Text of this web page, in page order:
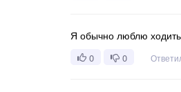
Я обычно люблю ходить
0 0